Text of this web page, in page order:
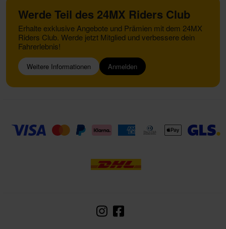
Werde Teil des 24MX Riders Club
Erhalte exklusive Angebote und Prämien mit dem 24MX
Riders Club. Werde jetzt Mitglied und verbessere dein
Fahrerlebnis!
Weitere Informationen Anmelden